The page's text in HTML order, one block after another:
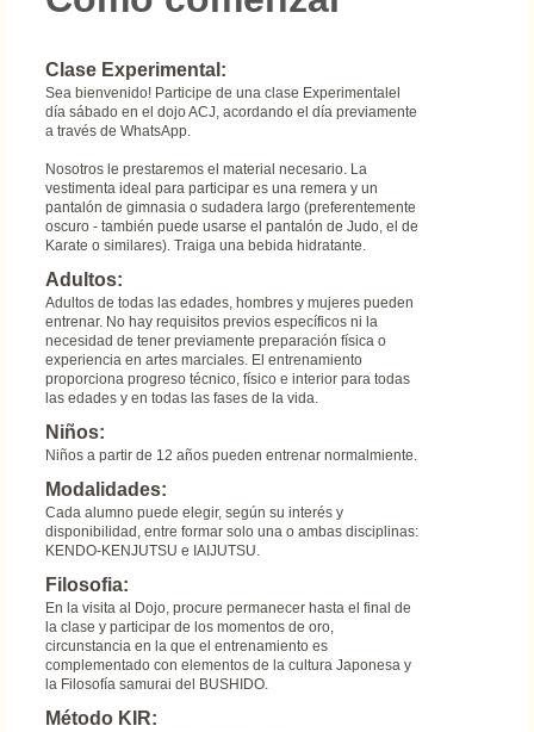
Clase Experimental:
Sea bienvenido! Participe de una clase Experimentalel
día sábado en el dojo ACJ, acordando el día previamente
a través de WhatsApp.
Nosotros le prestaremos el material necesario. La
vestimenta ideal para participar es una remera y un
pantalón de gimnasia o sudadera largo (preferentemente
oscuro - también puede usarse el pantalón de Judo, el de
Karate o similares). Traiga una bebida hidratante.
Adultos:
Adultos de todas las edades, hombres y mujeres pueden
entrenar. No hay requisitos previos específicos ni la
necesidad de tener previamente preparación física o
experiencia en artes marciales. El entrenamiento
proporciona progreso técnico, físico e interior para todas
las edades y en todas las fases de la vida.
Niños:
Niños a partir de 12 años pueden entrenar normalmiente.
Modalidades:
Cada alumno puede elegir, según su interés y
disponibilidad, entre formar solo una o ambas disciplinas:
KENDO-KENJUTSU e IAIJUTSU.
Filosofia:
En la visita al Dojo, procure permanecer hasta el final de
la clase y participar de los momentos de oro,
circunstancia en la que el entrenamiento es
complementado con elementos de la cultura Japonesa y
la Filosofía samurai del BUSHIDO.
Método KIR: